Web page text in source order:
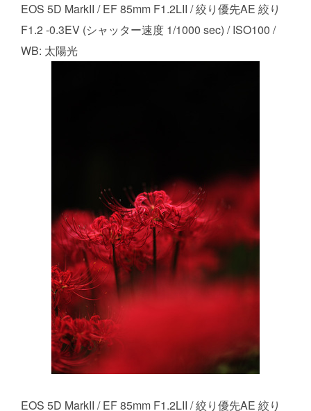
EOS 5D MarkII / EF 85mm F1.2LII / 絞り優先AE 絞り
F1.2 -0.3EV (シャッター速度 1/1000 sec) / ISO100 /
WB: 太陽光
EOS 5D MarkII / EF 85mm F1.2LII / 絞り優先AE 絞り